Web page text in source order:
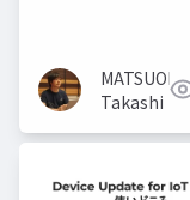
MATSUOKA
Takashi